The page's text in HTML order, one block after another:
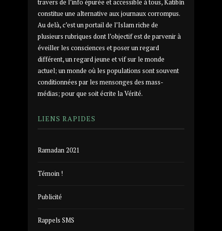
constitue une alternative aux journaux corrompus.
Au delà, c’est un portail de l’Islam riche de
plusieurs rubriques dont l’objectif est de parvenir à
éveiller les consciences et poser un regard
différent, un regard jeune et vif sur le monde
actuel; un monde où les populations sont souvent
conditionnées par les mensonges des mass-
médias; pour que soit écrite la Vérité.
LIENS RAPIDES
Ramadan 2021
Témoin !
Publicité
Rappels SMS